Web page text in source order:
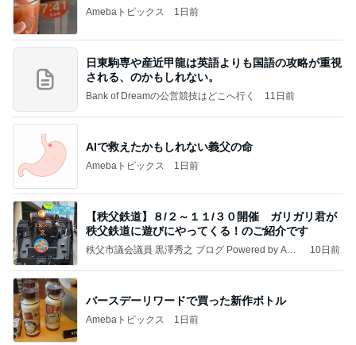
Amebaトピックス 1日前
日東駒専や産近甲龍は英語よりも国語の攻略が重視
される、のかもしれない。
Bank of Dreamの公営競技はどこへ行く 11日前
AIで救えたかもしれない義父の命
Amebaトピックス 1日前
【秩父鉄道】８/２～１１/３０開催 ガリガリ君が
秩父鉄道に遊びにやってくる！のご紹介です
秩父市議会議員 黒澤秀之 ブログ Powered by Ame
10日前
バースデーリワードで買った新作ボトル
Amebaトピックス 1日前